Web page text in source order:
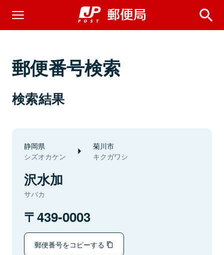
郵便番号検索
検索結果
静岡県
シズオカケン
菊川市
キクガワシ
沢水加
サバカ
439-0003
郵便番号をコピーする